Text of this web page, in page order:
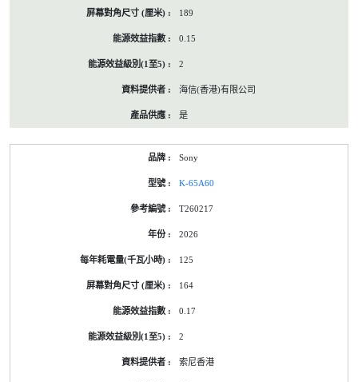
189
0.15
2
海信(香港)有限公司
是
Sony
K-65A60
T260217
2026
125
164
0.17
2
索尼香港